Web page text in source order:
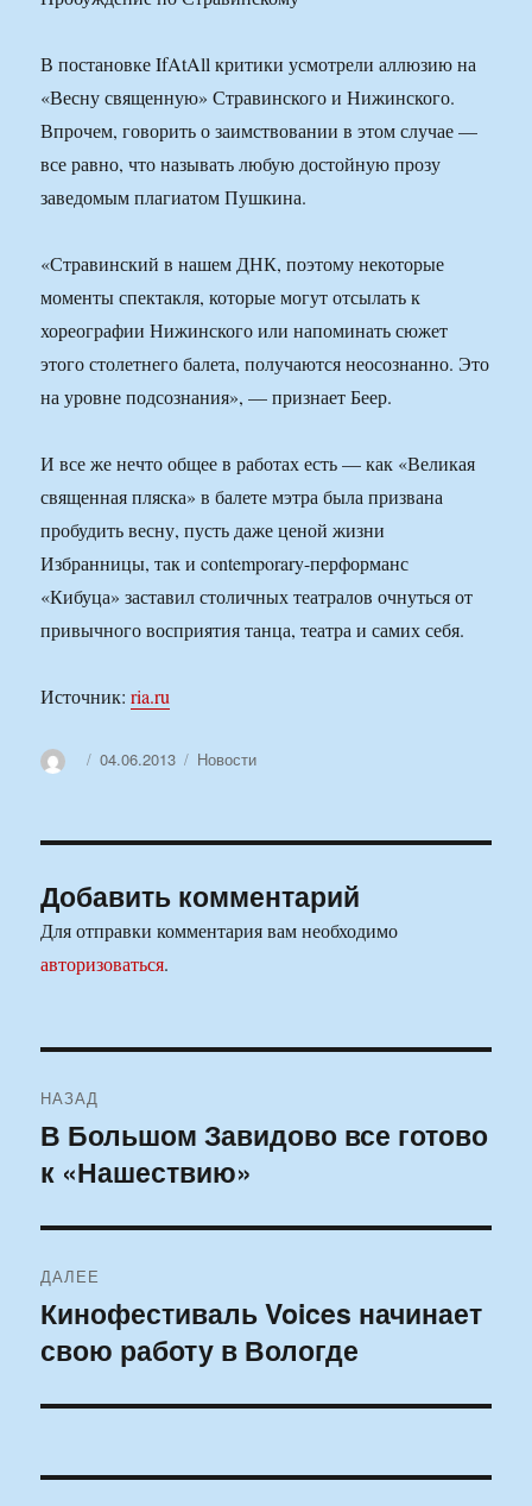
В постановке IfAtAll критики усмотрели аллюзию на
«Весну священную» Стравинского и Нижинского.
Впрочем, говорить о заимствовании в этом случае —
все равно, что называть любую достойную прозу
заведомым плагиатом Пушкина.
«Стравинский в нашем ДНК, поэтому некоторые
моменты спектакля, которые могут отсылать к
хореографии Нижинского или напоминать сюжет
этого столетнего балета, получаются неосознанно. Это
на уровне подсознания», — признает Беер.
И все же нечто общее в работах есть — как «Великая
священная пляска» в балете мэтра была призвана
пробудить весну, пусть даже ценой жизни
Избранницы, так и contemporary-перформанс
«Кибуца» заставил столичных театралов очнуться от
привычного восприятия танца, театра и самих себя.
Источник:ria.ru
АвторОпубликовано
04.06.2013 Рубрики
Новости
Добавить комментарий
Для отправки комментария вам необходимо
авторизоваться.
по
записям
НАЗАД
Предыдущая
запись:
В Большом Завидово все готово
к «Нашествию»
ДАЛЕЕ
Следующая
запись:
Кинофестиваль Voices начинает
свою работу в Вологде